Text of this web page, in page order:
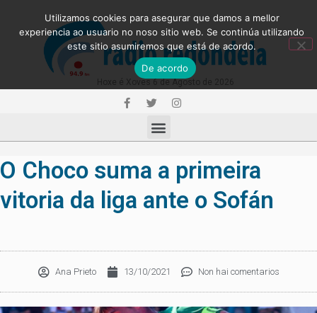
O Choco suma a primeira
vitoria da liga ante o Sofán
Ana Prieto 13/10/2021 Non hai comentarios
Utilizamos cookies para asegurar que damos a mellor
experiencia ao usuario no noso sitio web. Se continúa utilizando
este sitio asumiremos que está de acordo.
De acordo